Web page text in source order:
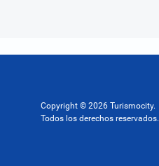
Copyright © 2026 Turismocity.
Todos los derechos reservados.